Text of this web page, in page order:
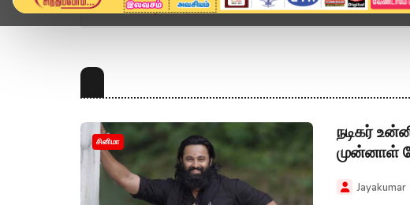
Home Topics
சினிமா
நடிகர்
முன்னாள்
Jayakumar